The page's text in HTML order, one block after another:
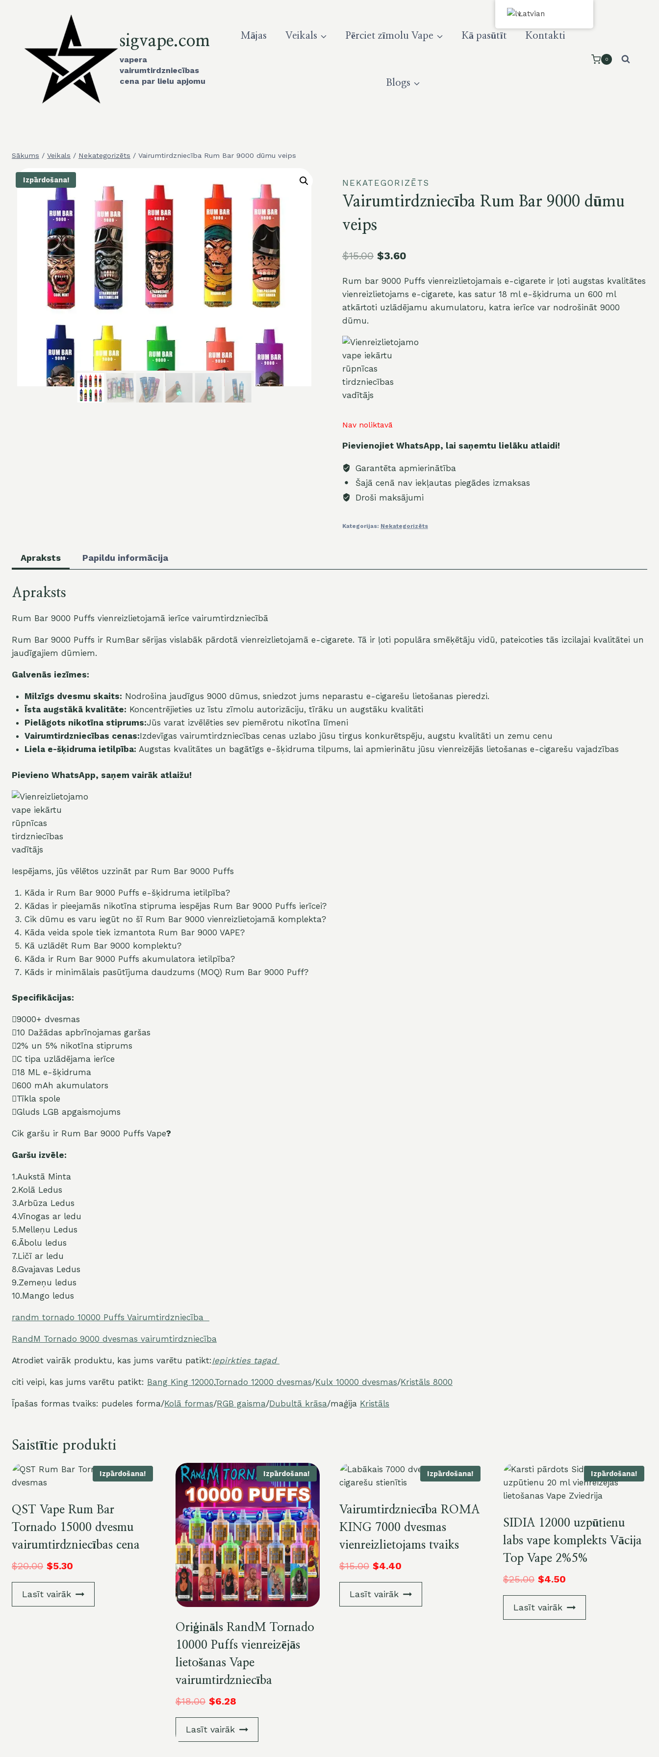
sigvape.com
vapera
vairumtirdzniecības
cena par lielu apjomu
Mājas Veikals Pērciet zīmolu Vape Kā pasūtīt Kontakti
Blogs
0
Sākums / Veikals / Nekategorizēts / Vairumtirdzniecība Rum Bar 9000 dūmu veips
Izpārdošana! NEKATEGORIZĒTS
Vairumtirdzniecība Rum Bar 9000 dūmu
veips
$15.00 $3.60
Rum bar 9000 Puffs vienreizlietojamais e-cigarete ir ļoti augstas kvalitātes
vienreizlietojams e-cigarete, kas satur 18 ml e-šķidruma un 600 ml
atkārtoti uzlādējamu akumulatoru, katra ierīce var nodrošināt 9000
dūmu.
Nav noliktavā
Pievienojiet WhatsApp, lai saņemtu lielāku atlaidi!
Garantēta apmierinātība
Šajā cenā nav iekļautas piegādes izmaksas
Droši maksājumi
Kategorijas: Nekategorizēts
Apraksts Papildu informācija
Apraksts
Rum Bar 9000 Puffs vienreizlietojamā ierīce vairumtirdzniecībā
Rum Bar 9000 Puffs ir RumBar sērijas vislabāk pārdotā vienreizlietojamā e-cigarete. Tā ir ļoti populāra smēķētāju vidū, pateicoties tās izcilajai kvalitātei un
jaudīgajiem dūmiem.
Galvenās iezīmes:
Milzīgs dvesmu skaits: Nodrošina jaudīgus 9000 dūmus, sniedzot jums neparastu e-cigarešu lietošanas pieredzi.
Īsta augstākā kvalitāte: Koncentrējieties uz īstu zīmolu autorizāciju, tīrāku un augstāku kvalitāti
Pielāgots nikotīna stiprums:Jūs varat izvēlēties sev piemērotu nikotīna līmeni
Vairumtirdzniecības cenas:Izdevīgas vairumtirdzniecības cenas uzlabo jūsu tirgus konkurētspēju, augstu kvalitāti un zemu cenu
Liela e-šķidruma ietilpība: Augstas kvalitātes un bagātīgs e-šķidruma tilpums, lai apmierinātu jūsu vienreizējās lietošanas e-cigarešu vajadzības
Pievieno WhatsApp, saņem vairāk atlaižu!
Iespējams, jūs vēlētos uzzināt par Rum Bar 9000 Puffs
Kāda ir Rum Bar 9000 Puffs e-šķidruma ietilpība?
Kādas ir pieejamās nikotīna stipruma iespējas Rum Bar 9000 Puffs ierīcei?
Cik dūmu es varu iegūt no šī Rum Bar 9000 vienreizlietojamā komplekta?
Kāda veida spole tiek izmantota Rum Bar 9000 VAPE?
Kā uzlādēt Rum Bar 9000 komplektu?
Kāda ir Rum Bar 9000 Puffs akumulatora ietilpība?
Kāds ir minimālais pasūtījuma daudzums (MOQ) Rum Bar 9000 Puff?
Specifikācijas:
9000+ dvesmas
10 Dažādas apbrīnojamas garšas
2% un 5% nikotīna stiprums
C tipa uzlādējama ierīce
18 ML e-šķidruma
600 mAh akumulators
Tīkla spole
Gluds LGB apgaismojums
Cik garšu ir Rum Bar 9000 Puffs Vape?
Garšu izvēle:
1.Aukstā Minta
2.Kolā Ledus
3.Arbūza Ledus
4.Vīnogas ar ledu
5.Melleņu Ledus
6.Ābolu ledus
7.Ličī ar ledu
8.Gvajavas Ledus
9.Zemeņu ledus
10.Mango ledus
randm tornado 10000 Puffs Vairumtirdzniecība
RandM Tornado 9000 dvesmas vairumtirdzniecība
Atrodiet vairāk produktu, kas jums varētu patikt: Iepirkties tagad
citi veipi, kas jums varētu patikt: Bang King 12000,Tornado 12000 dvesmas/Kulx 10000 dvesmas/Kristāls 8000
Īpašas formas tvaiks: pudeles forma/Kolā formas/RGB gaisma/Dubultā krāsa/maģija Kristāls
Saistītie produkti
Izpārdošana!
QST Vape Rum Bar
Tornado 15000 dvesmu
vairumtirdzniecības cena
$20.00 $5.30
Lasīt vairāk
Izpārdošana!
Oriģināls RandM Tornado
10000 Puffs vienreizējās
lietošanas Vape
vairumtirdzniecība
$18.00 $6.28
Lasīt vairāk
Izpārdošana!
Vairumtirdzniecība ROMA
KING 7000 dvesmas
vienreizlietojams tvaiks
$15.00 $4.40
Lasīt vairāk
Izpārdošana!
SIDIA 12000 uzpūtienu
labs vape komplekts Vācija
Top Vape 2%5%
$25.00 $4.50
Lasīt vairāk
Latvian